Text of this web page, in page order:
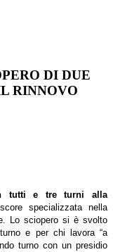
DI DUE
RINNOVO
tutti e tre turni alla
specializzata nella
Lo sciopero si è svolto
e per chi lavora “a
turno con un presidio